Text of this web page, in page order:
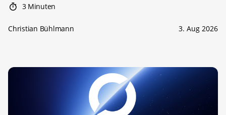
3 Minuten
Christian Bühlmann 3. Aug 2026